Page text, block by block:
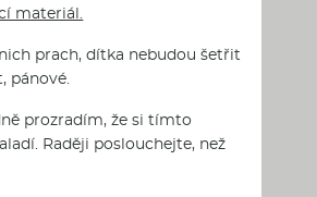
materiál.
prach, dítka nebudou šetřit
pánové.
prozradím, že si tímto
Raději poslouchejte, než